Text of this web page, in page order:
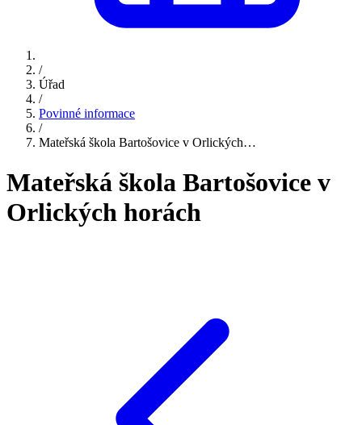
/
Úřad
/
Povinné informace
/
Mateřská škola Bartošovice v Orlických…
Mateřská škola Bartošovice v
Orlických horách